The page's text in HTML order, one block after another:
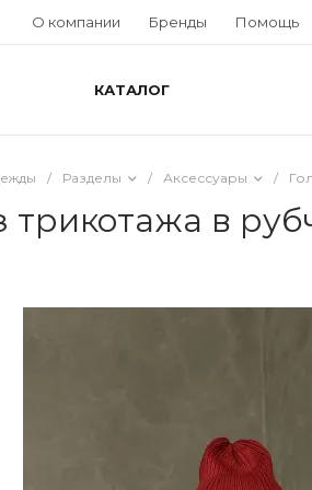
О компании Бренды Помощь
КАТАЛОГ
/ Разделы / Аксессуары /
трикотажа в